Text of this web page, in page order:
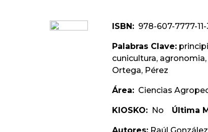
ISBN: 978-607-7777-11-
Palabras Clave:
cunicultura,
Ortega, Pérez
Área: Ciencias
KIOSKO: No Última